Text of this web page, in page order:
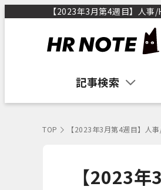
【2023年3月第4週目】人
記事検索
TOP 【2023年3月第4週目】人
【2023